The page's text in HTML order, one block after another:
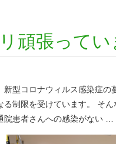
頑張ってい
新型コロナウィルス感染症
る制限を受けています。 そ
院患者さんへの感染がない …